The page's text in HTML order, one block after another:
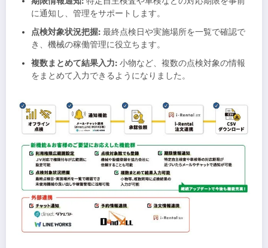
に通知し、管理をサポートします。
点検対象状況把握: 最終点検日や実施場所を一覧で確認で
き、機械の稼働管理に役立ちます。
複数まとめて結果入力: 小物など、複数の点検対象の情報
をまとめて入力できるようになりました。